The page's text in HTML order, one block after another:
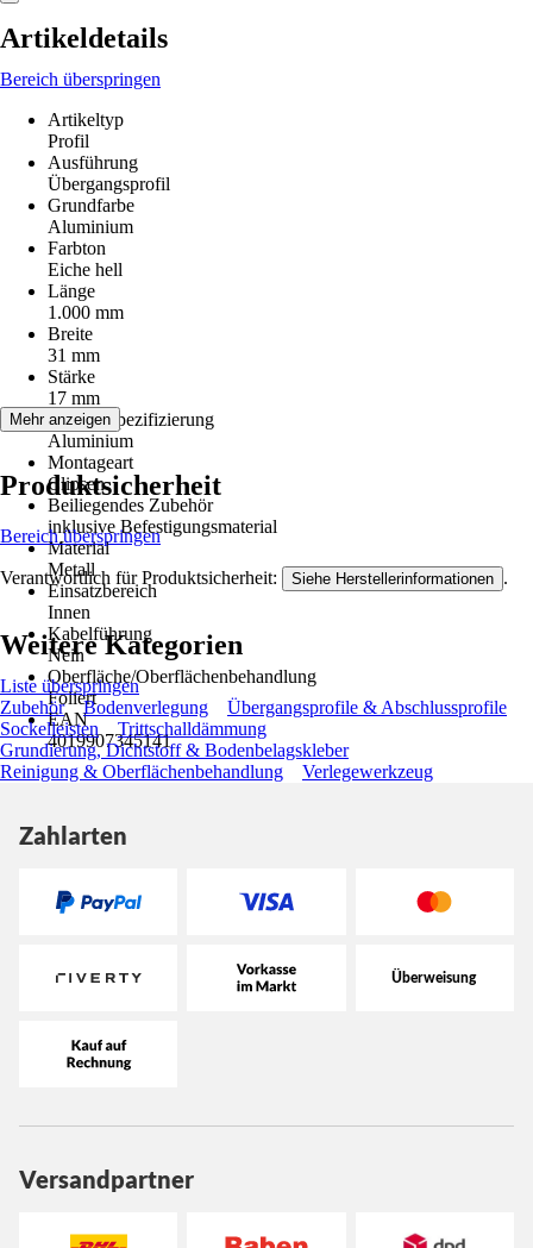
Artikeldetails
Bereich überspringen
Artikeltyp
Profil
Ausführung
Übergangsprofil
Grundfarbe
Aluminium
Farbton
Eiche hell
Länge
1.000 mm
Breite
31 mm
Stärke
17 mm
Materialspezifizierung
Aluminium
Montageart
Clipsen
Beiliegendes Zubehör
inklusive Befestigungsmaterial
Material
Metall
Einsatzbereich
Innen
Kabelführung
Nein
Oberfläche/Oberflächenbehandlung
Foliert
EAN
4019907345141
Mehr anzeigen
Produktsicherheit
Bereich überspringen
Verantwortlich für Produktsicherheit: Siehe Herstellerinformationen .
Weitere Kategorien
Liste überspringen
Zubehör
Bodenverlegung
Übergangsprofile & Abschlussprofile
Sockelleisten
Trittschalldämmung
Grundierung, Dichtstoff & Bodenbelagskleber
Reinigung & Oberflächenbehandlung
Verlegewerkzeug
Zahlarten
Versandpartner